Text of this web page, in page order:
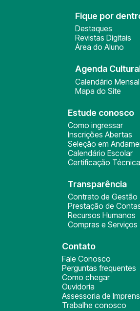
Fique por
Destaques
Revistas Digitais
Área do Aluno
Agenda
Calendário Mensal
Mapa do Site
Estude conosco
Como ingressar
Inscrições Abertas
Seleção em
Calendário Escolar
Certificação Técnica
Transparência
Contrato de Gestão
Prestação de
Recursos Humanos
Compras e Serviços
Contato
Fale Conosco
Perguntas frequentes
Como chegar
Ouvidoria
Assessoria de
Trabalhe conosco